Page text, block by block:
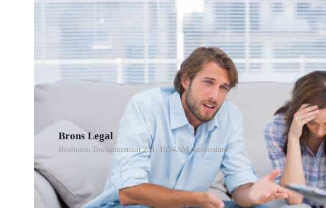
Brons Legal
Bosboom Toussaintstraat 251, 1054AM Amsterdam